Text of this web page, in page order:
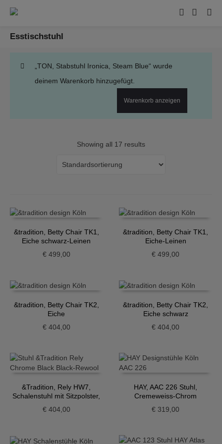
Esstischstuhl
„TON, Stabstuhl Ironica, Steam Blue“ wurde
deinem Warenkorb hinzugefügt.
Warenkorb anzeigen
Showing all 17 results
&tradition, Betty Chair TK1,
Eiche schwarz-Leinen
€499,00
&tradition, Betty Chair TK1,
Eiche-Leinen
€ 499,00
&tradition, Betty Chair TK2,
Eiche
€404,00
&tradition, Betty Chair TK2,
Eiche schwarz
€ 404,00
&Tradition, Rely HW7,
Schalenstuhl mit Sitzpolster,
schwarz
€404,00
HAY, AAC 226 Stuhl,
Cremeweiss-Chrom
€ 319,00